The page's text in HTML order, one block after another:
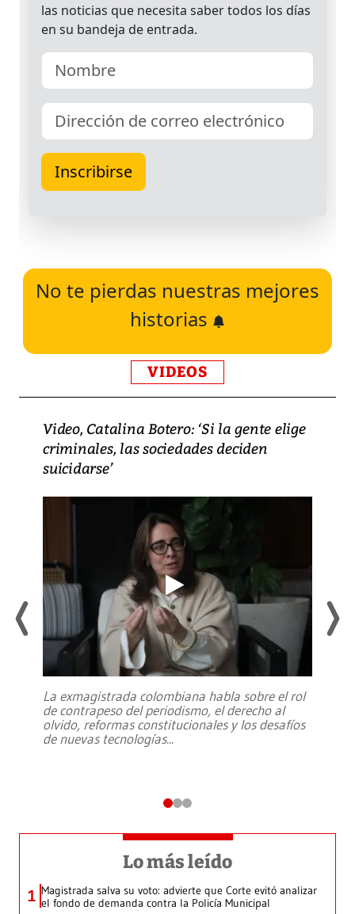
No te pierdas nuestras mejores
historias
VIDEOS
Video, Catalina Botero: ‘Si la gente elige
criminales, las sociedades deciden
suicidarse’
La exmagistrada colombiana habla sobre el rol
de contrapeso del periodismo, el derecho al
olvido, reformas constitucionales y los desafíos
de nuevas tecnologías...
Lo más leído
1 Magistrada salva su voto: advierte que Corte evitó analizar
el fondo de demanda contra la Policía Municipal